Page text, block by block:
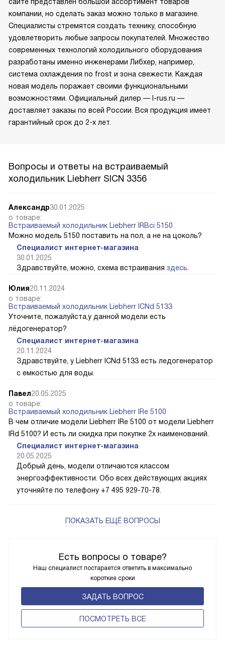
компании, но сделать заказ можно только в магазине.
Специалисты стремятся создать технику, способную
удовлетворить любые запросы покупателей. Множество
современных технологий холодильного оборудования
разработаны именно инженерами Либхер, например,
система охлаждения no frost и зона свежести. Каждая
новая модель поражает своими функциональными
возможностями. Официальный дилер — l-rus.ru —
доставляет заказы по всей России. Вся продукция имеет
гарантийный срок до 2-х лет.
Вопросы и ответы на встраиваемый
холодильник Liebherr SICN 3356
Есть вопросы о товаре?
Наш специалист постарается ответить в максимально
короткие сроки
ЗАДАТЬ ВОПРОС
ПОCМОТРЕТЬ ВСЕ
Александр30.01.2025
о товаре:
Встраиваемый холодильник Liebherr IRBci 5150
Можно модель 5150 поставить на пол, а не на цоколь?
Специалист интернет-магазина
30.01.2025
Здравствуйте, можно, схема встраивания здесь
Юлия20.11.2024
о товаре:
Встраиваемый холодильник Liebherr ICNd 5133
Уточните, пожалуйста,у данной модели есть
лёдогенератор?
Специалист интернет-магазина
20.11.2024
Здравствуйте, у Liebherr ICNd 5133 есть ледогенератор
с емкостью для воды.
Павел20.05.2025
о товаре:
Встраиваемый холодильник Liebherr IRe 5100
В чем отличие модели Liebherr IRe 5100 от модели Liebherr
IRd 5100? И есть ли скидка при покупке 2х наименований.
Специалист интернет-магазина
20.05.2025
Добрый день, модели отличаются классом
энергоэффективности. Обо всех действующих акциях
уточняйте по телефону +7 495 929-70-78.
ПОКАЗАТЬ ЕЩЁ ВОПРОСЫ